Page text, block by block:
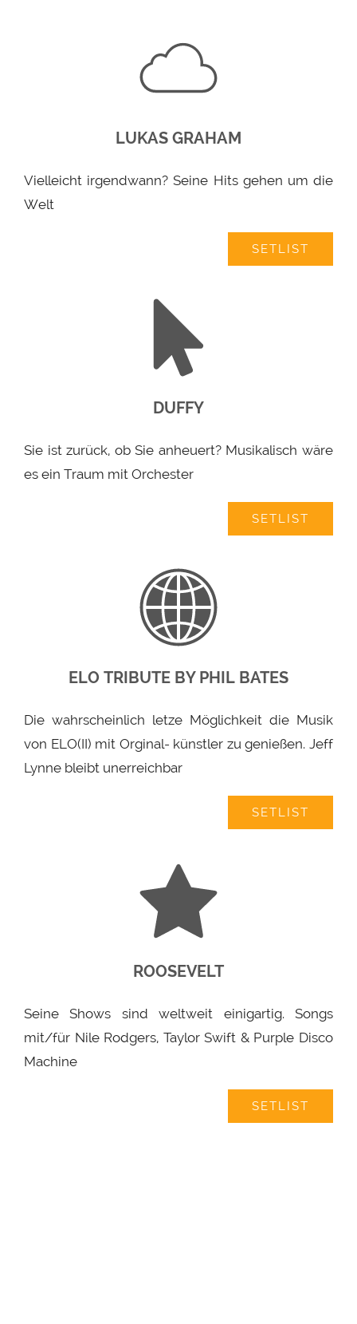
LUKAS GRAHAM
Vielleicht irgendwann? Seine Hits gehen um die
Welt
SETLIST
DUFFY
Sie ist zurück, ob Sie anheuert? Musikalisch wäre
es ein Traum mit Orchester
SETLIST
ELO TRIBUTE BY PHIL BATES
Die wahrscheinlich letze Möglichkeit die Musik
von ELO(II) mit Orginal- künstler zu genießen. Jeff
Lynne bleibt unerreichbar
SETLIST
ROOSEVELT
Seine Shows sind weltweit einigartig. Songs
mit/für Nile Rodgers, Taylor Swift & Purple Disco
Machine
SETLIST